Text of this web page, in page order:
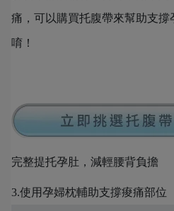
痛，可以購買托腹帶來幫助支
唷！
完整提托孕肚，減輕腰背負擔
3.使用孕婦枕輔助支撐痠痛部位